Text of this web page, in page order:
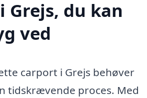
Grejs, du kan
ved
carport i Grejs behøver
tidskrævende proces. Med